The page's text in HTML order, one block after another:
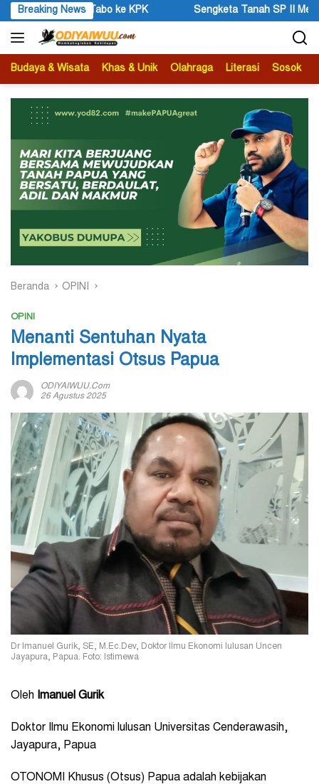
Langsung
ke
konten
Breaking News
ke KPK Sengketa Tanah SP II Memanas, Pengadilan
Budaya & Wisata Khas & Unik Olahraga Literasi Sosok
Beranda OPINI
OPINI
Menanti Sentuhan Nyata
Implementasi Otsus Papua
ODIYAIWUU.com
26 Agustus 2025
Dr Imanuel Gurik, SE, M.Ec.Dev, Doktor Ilmu Ekonomi lulusan Uncen
Jayapura, Papua. Foto: Istimewa
Oleh Imanuel Gurik
Doktor Ilmu Ekonomi lulusan Universitas Cenderawasih,
Jayapura, Papua
OTONOMI Khusus (Otsus) Papua adalah kebijakan